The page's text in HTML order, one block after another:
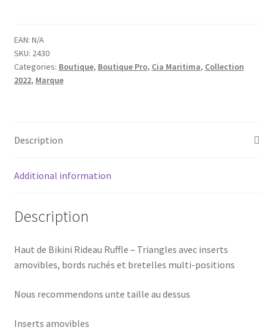
HAUT
DE
BIKINI
Arco
EAN: N/A
SKU: 2430
Categories: Boutique, Boutique Pro, Cia Maritima, Collection
2022, Marque
Description
Additional information
Description
Haut de Bikini Rideau Ruffle – Triangles avec inserts
amovibles, bords ruchés et bretelles multi-positions
Nous recommendons unte taille au dessus
Inserts amovibles